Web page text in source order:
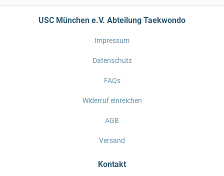
USC München e.V. Abteilung Taekwondo
Impressum
Datenschutz
FAQs
Widerruf einreichen
AGB
Versand
Kontakt